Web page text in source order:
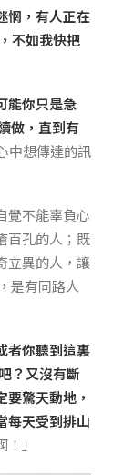
惘，有人正在
不如我快把
能你只是急
做，直到有
中想傳達的訊
覺不能辜負心
百孔的人；既
立異的人，讓
是有同路人
者你聽到這裏
？又沒有斷
驚天動地，
每天受到排山
！」